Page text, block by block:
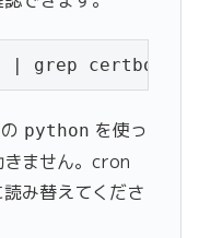
grep certbot
python を使っ
きません。cron
読み替えてくださ